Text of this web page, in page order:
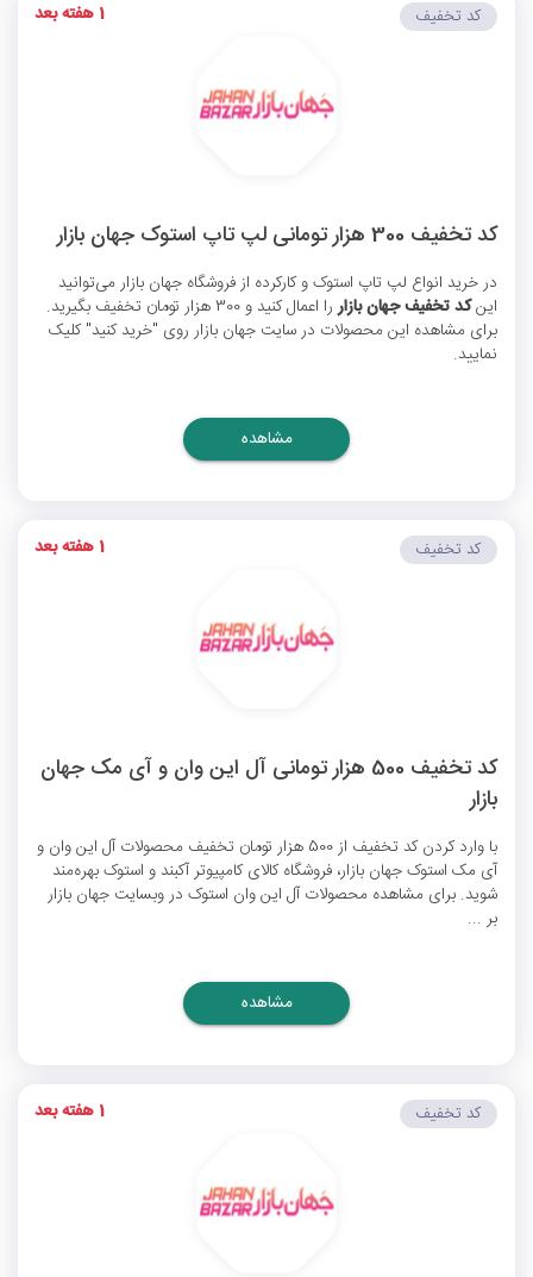
کد تخفیف 300 هزار تومانی لپ تاپ استوک جهان بازار
در خرید انواع لپ تاپ استوک و کارکرده از فروشگاه جهان بازار می‌توانید
اینکد تخفیف جهان بازار
را اعمال کنید و 300 هزار تومان تخفیف بگیرید.
برای مشاهده این محصولات در سایت جهان بازار روی "خرید کنید" کلیک
نمایید.
کد تخفیف 1 هفته بعد
مشاهده
کد تخفیف 500 هزار تومانی آل این وان و آی مک جهان
بازار
با وارد کردن کد تخفیف از 500 هزار تومان تخفیف محصولات آل این وان و
آی مک استوک جهان بازار، فروشگاه کالای کامپیوتر آکبند و استوک بهره‌مند
شوید. برای مشاهده محصولات آل این وان استوک در وبسایت جهان بازار
بر ...
کد تخفیف 1 هفته بعد
مشاهده
کد تخفیف 1 هفته بعد